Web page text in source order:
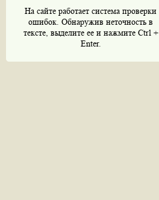
На сайте работает система проверки
ошибок. Обнаружив неточность в
тексте, выделите ее и нажмите Ctrl +
Enter.